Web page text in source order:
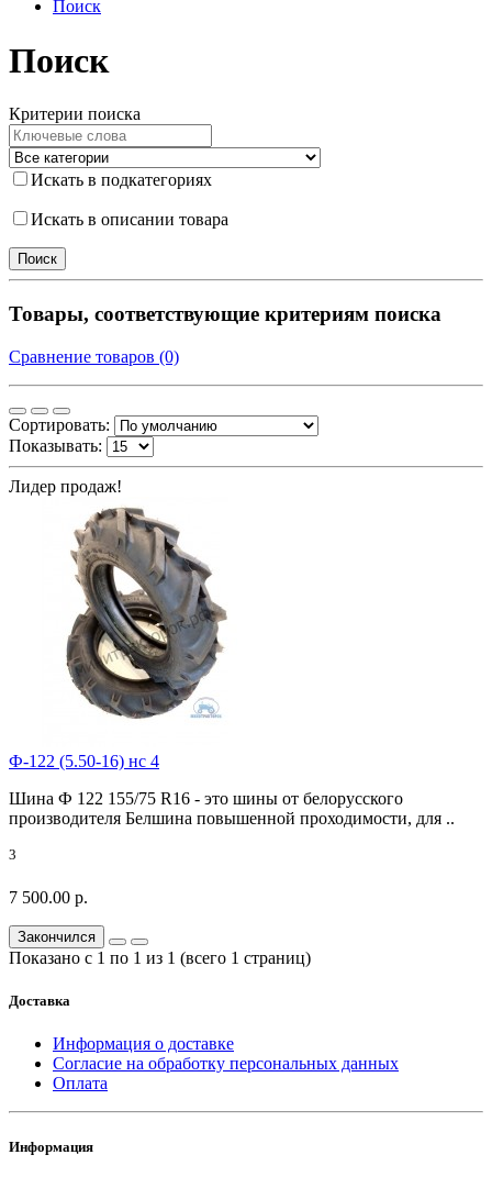
Поиск
Поиск
Критерии поиска
Искать в подкатегориях
Искать в описании товара
Товары, соответствующие критериям поиска
Сравнение товаров (0)
Сортировать:
Показывать:
Лидер продаж!
Ф-122 (5.50-16) нс 4
Шина Ф 122 155/75 R16 - это шины от белорусского
производителя Белшина повышенной проходимости, для ..
3
7 500.00 р.
Закончился
Показано с 1 по 1 из 1 (всего 1 страниц)
Доставка
Информация о доставке
Согласие на обработку персональных данных
Оплата
Информация